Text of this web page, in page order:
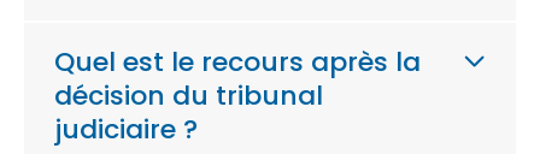
Quel est le recours après la
décision du tribunal
judiciaire ?